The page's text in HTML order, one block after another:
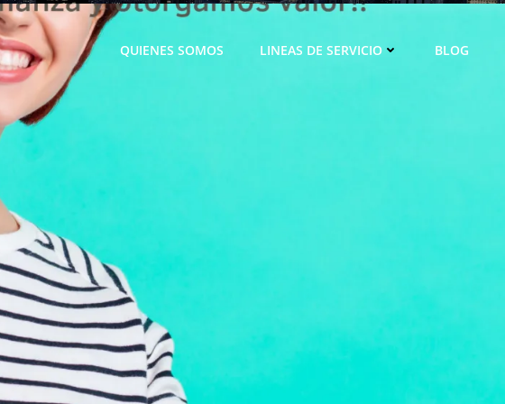
QUIENES SOMOS LINEAS DE SERVICIO BLOG